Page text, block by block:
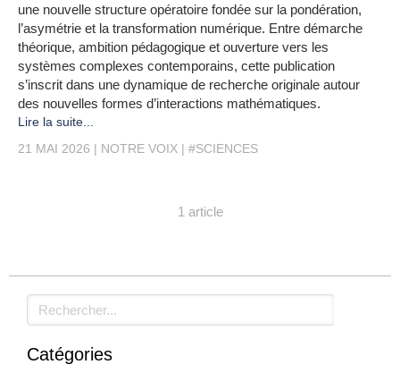
une nouvelle structure opératoire fondée sur la pondération,
l’asymétrie et la transformation numérique. Entre démarche
théorique, ambition pédagogique et ouverture vers les
systèmes complexes contemporains, cette publication
s’inscrit dans une dynamique de recherche originale autour
des nouvelles formes d’interactions mathématiques.
Lire la suite...
21 MAI 2026
NOTRE VOIX #SCIENCES
1 article
Rechercher
Catégories